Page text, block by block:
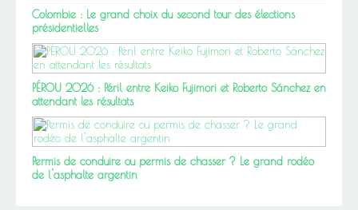
Colombie : Le grand choix du second tour des élections
présidentielles
PÉROU 2026 : Péril entre Keiko Fujimori et Roberto Sánchez en
attendant les résultats
Permis de conduire ou permis de chasser ? Le grand rodéo
de l'asphalte argentin